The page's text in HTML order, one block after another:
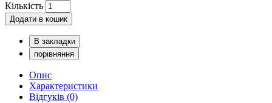
Кількість
Додати в кошик
В закладки
порівняння
Опис
Характеристики
Відгуків (0)